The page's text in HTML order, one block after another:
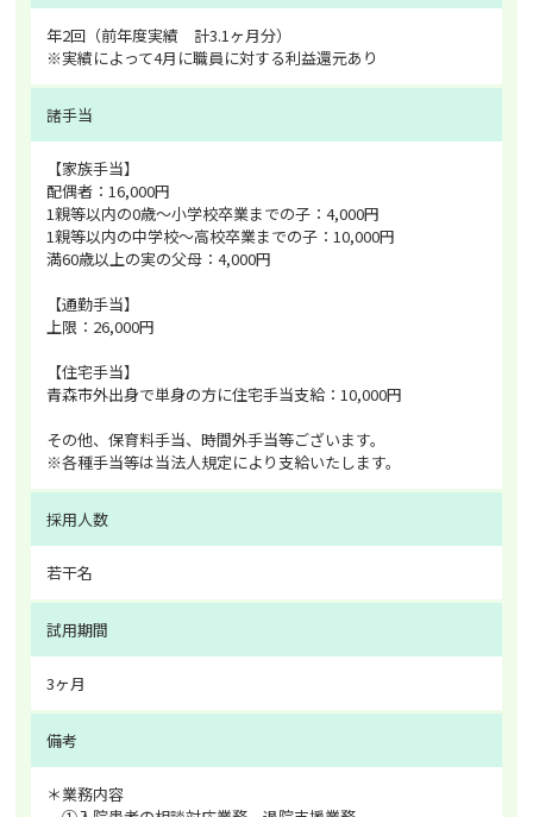
年2回（前年度実績 計3.1ヶ月分）
※実績によって4月に職員に対する利益還元あり
諸手当
【家族手当】
配偶者：16,000円
1親等以内の0歳～小学校卒業までの子：4,000円
1親等以内の中学校～高校卒業までの子：10,000円
満60歳以上の実の父母：4,000円
【通勤手当】
上限：26,000円
【住宅手当】
青森市外出身で単身の方に住宅手当支給：10,000円
その他、保育料手当、時間外手当等ございます。
※各種手当等は当法人規定により支給いたします。
採用人数
若干名
試用期間
3ヶ月
備考
＊業務内容